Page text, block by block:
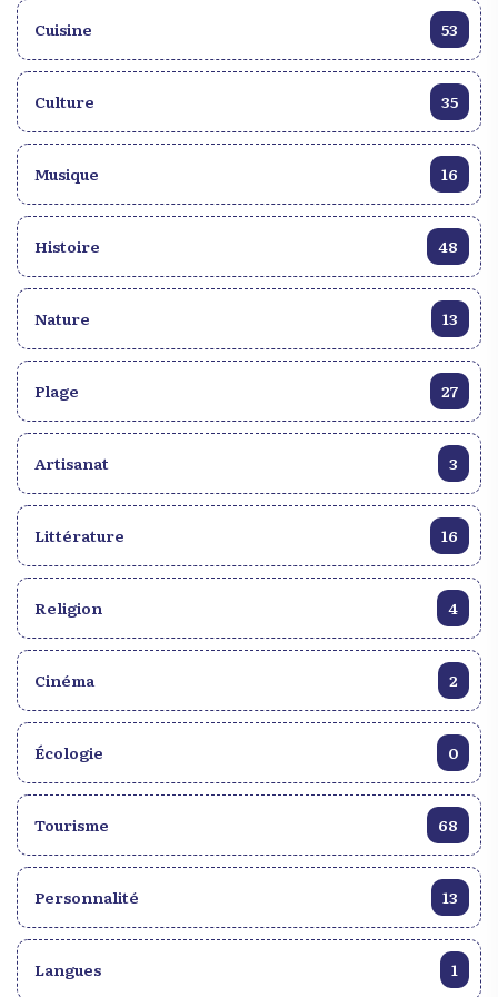
instaurer un régime gouvernemental basé sur les
libertés fondamentales et le respect des droits
humains, la paix sociale, l’équité économique, la
population aux grandes décisions engageant la vie
Cuisine 53
Culture 35
Musique 16
Histoire 48
Nature 13
Plage 27
Artisanat 3
Littérature 16
Religion 4
Cinéma 2
Écologie 0
Tourisme 68
Personnalité 13
Langues 1